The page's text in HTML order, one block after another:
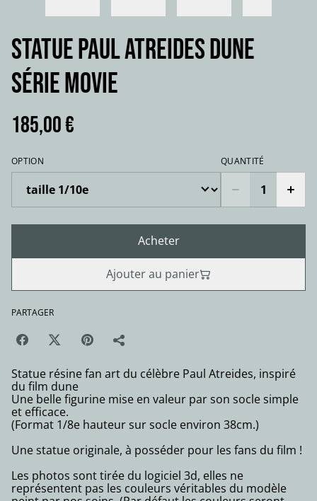
Statue PAUL ATREIDES DUNE
série movie
185,00 €
OPTION QUANTITÉ
Acheter
Ajouter au panier
PARTAGER
Statue résine fan art du célèbre Paul Atreides, inspiré
du film dune
Une belle figurine mise en valeur par son socle simple
et efficace.
(Format 1/8e hauteur sur socle environ 38cm.)
Une statue originale, à posséder pour les fans du film !
Les photos sont tirée du logiciel 3d, elles ne
représentent pas les couleurs véritables du modèle